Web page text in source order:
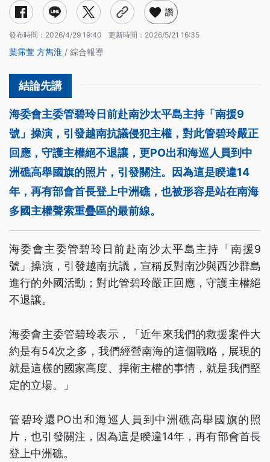
讚
發布時間： 2026/4/29 19:40 更新時間： 2026/5/21 16:35
葉霈萱 方雋淮 / 綜合報導
海委會主委管碧玲日前赴南沙太平島主持「南援9
號」操演，引發越南抗議侵犯主權，對此管碧玲嚴正
回應，守護主權絕不退讓，更PO出和海巡人員到中
洲礁高舉國旗的照片，引發關注。因為這是睽違14
年，再有部會首長登上中洲礁，也被形容是站在南海
多國主權聲索重疊區的最前線。
海委會主委管碧玲日前赴南沙太平島主持「南援9
號」操演，引發越南抗議，宣稱反對南沙與西沙群島
進行的外國活動；對此管碧玲嚴正回應，守護主權絕
不退讓。
海委會主委管碧玲表示，「近年來我們的救援案件大
約是有54次之多，我們經營南海的這個戰略，展現的
就是這樣的國家高度、捍衛主權的事情，就是我們堅
定的立場。」
管碧玲還PO出和海巡人員到中洲礁高舉國旗的照
片，也引發關注，因為這是睽違14年，再有部會首長
登上中洲礁。